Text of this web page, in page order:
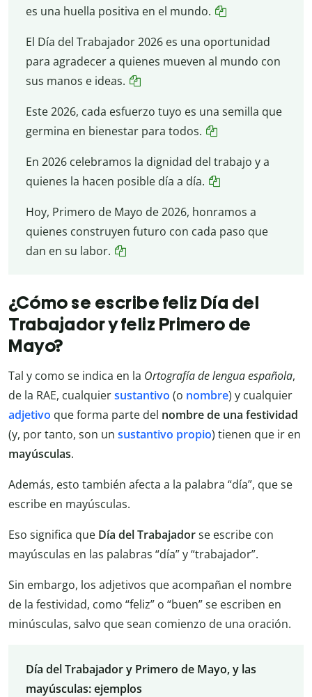
es una huella positiva en el mundo.
El Día del Trabajador 2026 es una oportunidad
para agradecer a quienes mueven al mundo con
sus manos e ideas.
Este 2026, cada esfuerzo tuyo es una semilla que
germina en bienestar para todos.
En 2026 celebramos la dignidad del trabajo y a
quienes la hacen posible día a día.
Hoy, Primero de Mayo de 2026, honramos a
quienes construyen futuro con cada paso que
dan en su labor.
¿Cómo se escribe feliz Día del
Trabajador y feliz Primero de
Mayo?
Tal y como se indica en la Ortografía de lengua española,
de la RAE, cualquiersustantivo (o nombre) y cualquier
adjetivo que forma parte del nombre de una festividad
(y, por tanto, son un sustantivo propio) tienen que ir en
mayúsculas.
Además, esto también afecta a la palabra “día”, que se
escribe en mayúsculas.
Eso significa que Día del Trabajadorse escribe con
mayúsculas en las palabras “día” y “trabajador”.
Sin embargo, los adjetivos que acompañan el nombre
de la festividad, como “feliz” o “buen” se escriben en
minúsculas, salvo que sean comienzo de una oración.
Día del Trabajador y Primero de Mayo, y las
mayúsculas: ejemplos